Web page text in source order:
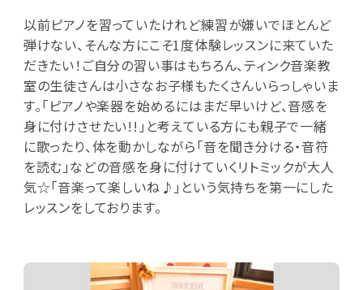
以前ピアノを習っていたけれど練習が嫌いでほとんど
弾けない、そんな方にこそ1度体験レッスンに来ていた
だきたい！ご自分の習い事はもちろん、ティンク音楽教
室の生徒さんは小さなお子様もたくさんいらっしゃいま
す。「ピアノや楽器を始めるにはまだ早いけど、音感を
身に付けさせたい!!」と考えている方にも親子で一緒
に歌ったり、体を動かしながら「音を聞き分ける・音符
を読む」などの音感を身に付けていくリトミックが大人
気☆「音楽って楽しいね♪」という気持ちを第一にした
レッスンをしております。